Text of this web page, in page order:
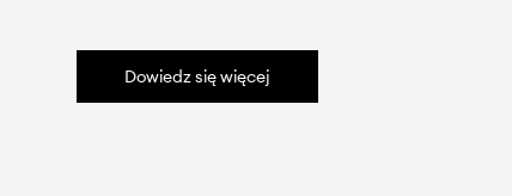
Dowiedz się więcej